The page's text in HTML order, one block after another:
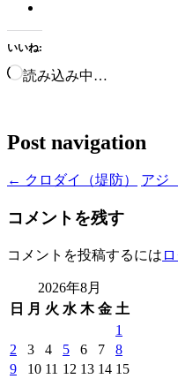
いいね:
読み込み中…
Post navigation
← クロダイ（堤防） アジ
コメントを残す
コメントを投稿するには
2026年8月
日
月 火 水 木 金 土
1
2
3 4 5 6 7
8
9
10 11 12 13 14 15